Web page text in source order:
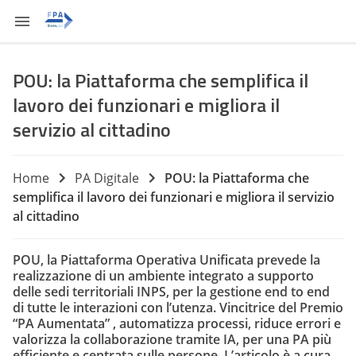
POU: la Piattaforma che semplifica il
lavoro dei funzionari e migliora il
servizio al cittadino
Home PA Digitale
POU: la Piattaforma che
semplifica il lavoro dei funzionari e migliora il servizio
al cittadino
POU, la Piattaforma Operativa Unificata prevede la
realizzazione di un ambiente integrato a supporto
delle sedi territoriali INPS, per la gestione end to end
di tutte le interazioni con l’utenza. Vincitrice del Premio
“PA Aumentata” , automatizza processi, riduce errori e
valorizza la collaborazione tramite IA, per una PA più